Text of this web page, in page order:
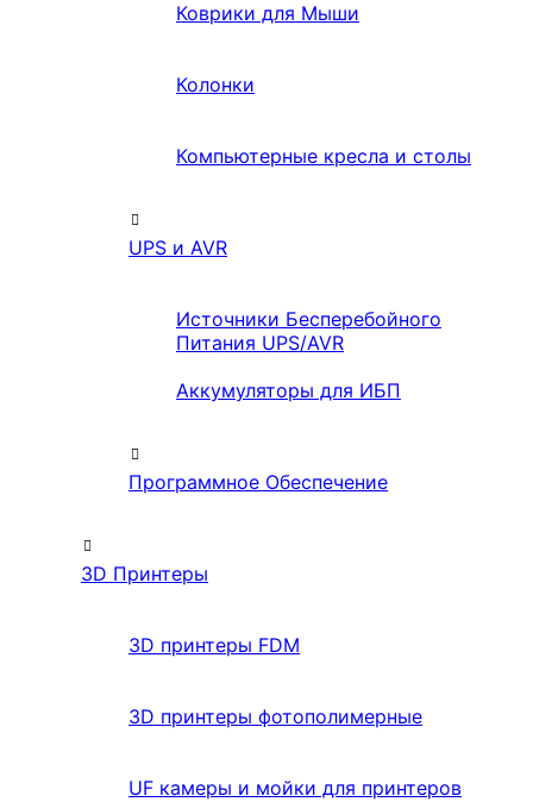
Коврики для Мыши
Колонки
Компьютерные кресла и столы
UPS и AVR
Источники Бесперебойного
Питания UPS/AVR
Аккумуляторы для ИБП
Программное Обеспечение
3D Принтеры
3D принтеры FDM
3D принтеры фотополимерные
UF камеры и мойки для принтеров